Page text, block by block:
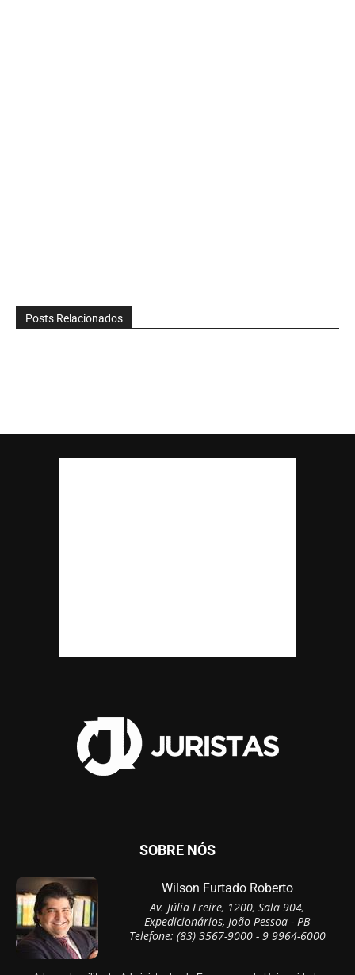
Posts Relacionados
SOBRE NÓS
Wilson Furtado Roberto
Av. Júlia Freire, 1200, Sala 904,
Expedicionários, João Pessoa - PB
Telefone: (83) 3567-9000 - 9 9964-6000